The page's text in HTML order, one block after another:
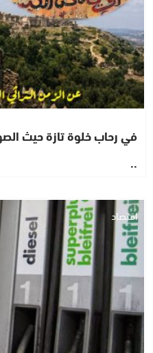
في رحاب خلوة تازة حيث
..
اقتصاد